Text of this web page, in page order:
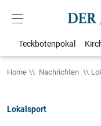
Teckbotenpokal
Home Nachrichten
Lokalsport